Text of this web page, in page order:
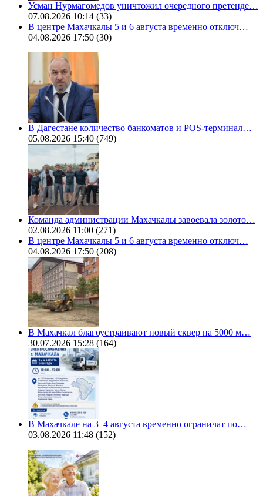
Усман Нурмагомедов уничтожил очередного претенде…
07.08.2026 10:14 (33)
В центре Махачкалы 5 и 6 августа временно отключ…
04.08.2026 17:50 (30)
В Дагестане количество банкоматов и POS-терминал…
05.08.2026 15:40 (749)
Команда администрации Махачкалы завоевала золото…
02.08.2026 11:00 (271)
В центре Махачкалы 5 и 6 августа временно отключ…
04.08.2026 17:50 (208)
В Махачкал благоустраивают новый сквер на 5000 м…
30.07.2026 15:28 (164)
В Махачкале на 3–4 августа временно ограничат по…
03.08.2026 11:48 (152)